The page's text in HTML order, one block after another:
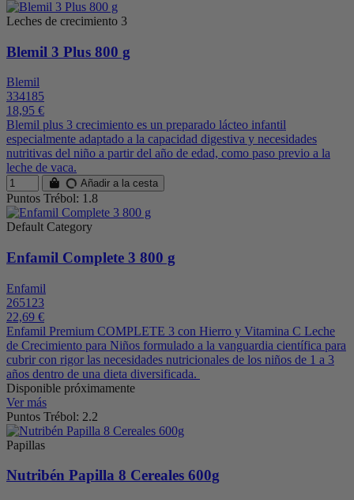
Leches de crecimiento 3
Blemil 3 Plus 800 g
Blemil
334185
18,95 €
Blemil plus 3 crecimiento es un preparado lácteo infantil
especialmente adaptado a la capacidad digestiva y necesidades
nutritivas del niño a partir del año de edad, como paso previo a la
leche de vaca.
Añadir a la cesta
Puntos Trébol: 1.8
Default Category
Enfamil Complete 3 800 g
Enfamil
265123
22,69 €
Enfamil Premium COMPLETE 3 con Hierro y Vitamina C Leche
de Crecimiento para Niños formulado a la vanguardia científica para
cubrir con rigor las necesidades nutricionales de los niños de 1 a 3
años dentro de una dieta diversificada.
Disponible próximamente
Ver más
Puntos Trébol: 2.2
Papillas
Nutribén Papilla 8 Cereales 600g